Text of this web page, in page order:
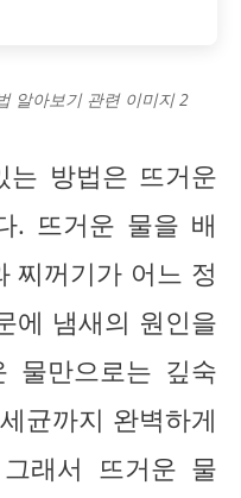
알아보기 관련 이미지 2
방법은 뜨거운
. 뜨거운 물을 배
찌꺼기가 어느 정
에 냄새의 원인을
물만으로는 깊숙
균까지 완벽하게
래서 뜨거운 물